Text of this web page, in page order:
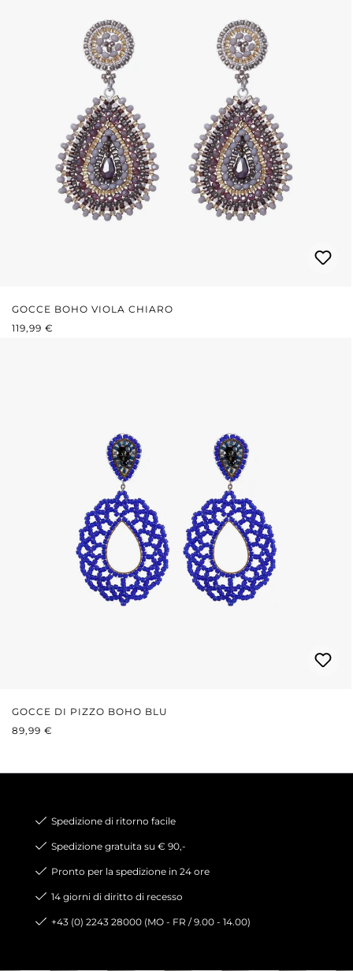
GOCCE BOHO VIOLA CHIARO
PREZZO NORMALE:
119,99 €
GOCCE DI PIZZO BOHO BLU
PREZZO NORMALE:
89,99 €
Spedizione di ritorno facile
Spedizione gratuita su € 90,-
Pronto per la spedizione in 24 ore
14 giorni di diritto di recesso
+43 (0) 2243 28000 (MO - FR / 9.00 - 14.00)